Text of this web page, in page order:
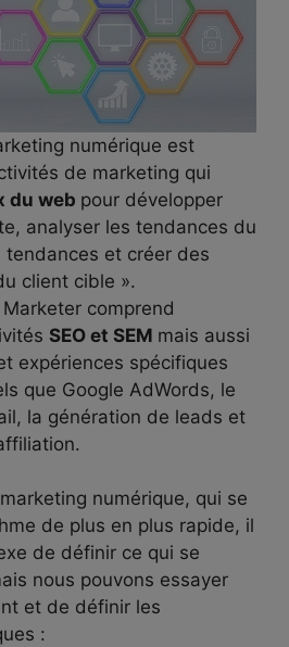
numérique est
de marketing qui
du web pour développer
analyser les tendances du
tendances et créer des
client cible ».
comprend
SEO et SEM mais aussi
expériences spécifiques
que Google AdWords, le
la génération de leads et
numérique, qui se
de plus en plus rapide, il
de définir ce qui se
nous pouvons essayer
et de définir les
: